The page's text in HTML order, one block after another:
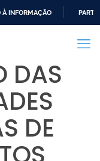
À INFORMAÇÃO
DAS
DE